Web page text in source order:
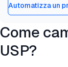
Automatizza un
Come
USP?